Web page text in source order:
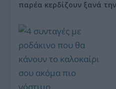
παρέα κερδίζουν ξανά